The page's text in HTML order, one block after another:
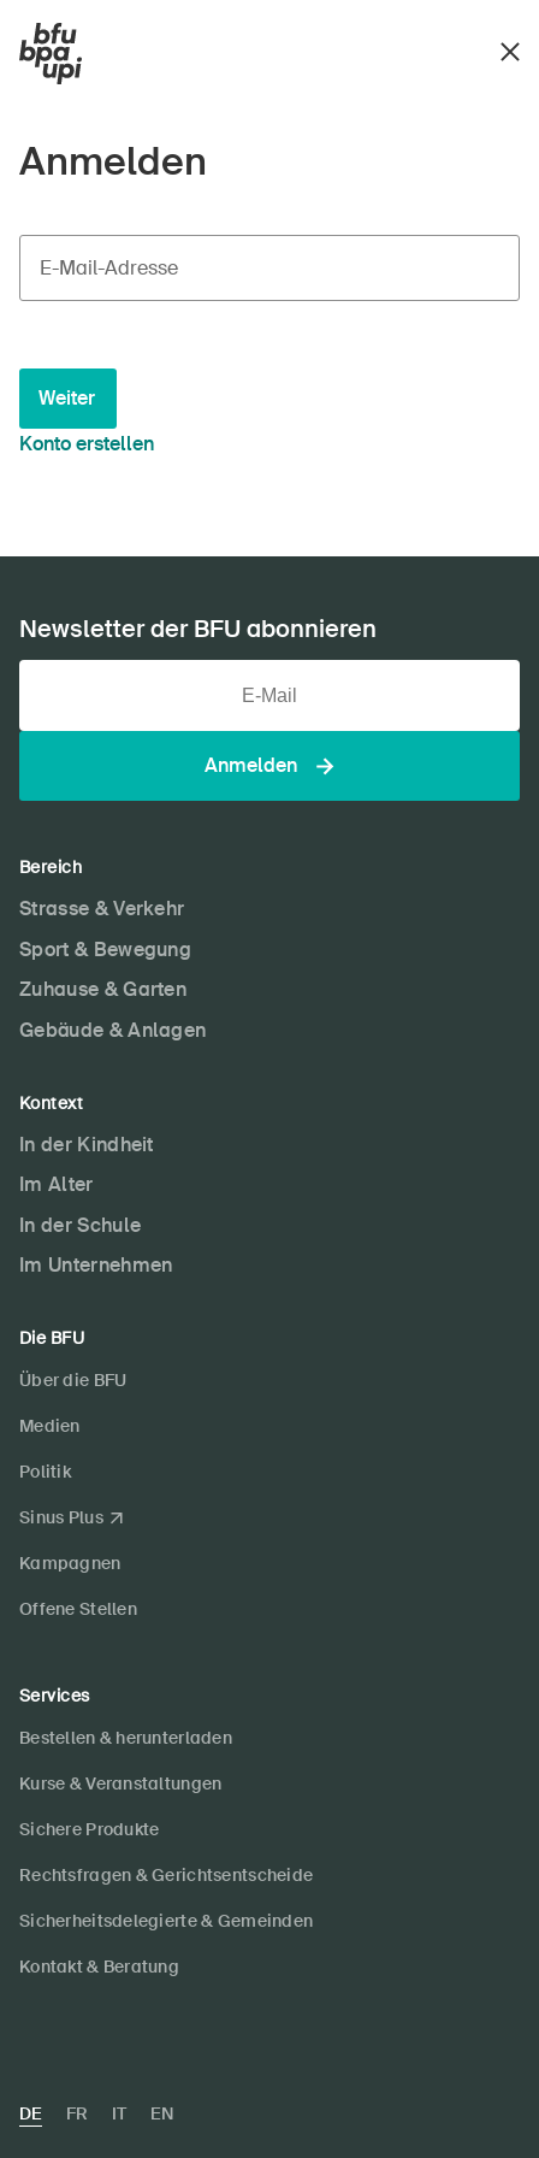
Anmelden
E-Mail-Adresse
Weiter
Konto erstellen
Newsletter der BFU abonnieren
Anmelden
Bereich
Strasse & Verkehr
Sport & Bewegung
Zuhause & Garten
Gebäude & Anlagen
Kontext
In der Kindheit
Im Alter
In der Schule
Im Unternehmen
Die BFU
Über die BFU
Medien
Politik
Sinus Plus
Kampagnen
Offene Stellen
Services
Bestellen & herunterladen
Kurse & Veranstaltungen
Sichere Produkte
Rechtsfragen & Gerichtsentscheide
Sicherheitsdelegierte & Gemeinden
Kontakt & Beratung
DE FR IT EN